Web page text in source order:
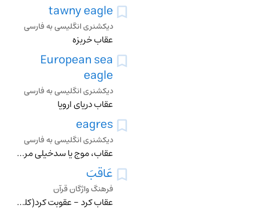
tawny eagle
دیکشنری انگلیسی به فارسی
عقاب خربزه
European sea
eagle
دیکشنری انگلیسی به فارسی
عقاب دریای اروپا
eagres
دیکشنری انگلیسی به فارسی
عقاب، موج یا سدخیلی مرتفع
عَاقَبَ
فرهنگ واژگان قرآن
عقاب کرد - عقوبت کرد(کلمه عقاب به معناي مؤاخذه انسان است به نحوي ناخوشايد ، در مقابل کاري ناخوش آيند که عقاب شونده مرتکب شده ، و اگر اين مؤاخذه را عقاب ناميدهان